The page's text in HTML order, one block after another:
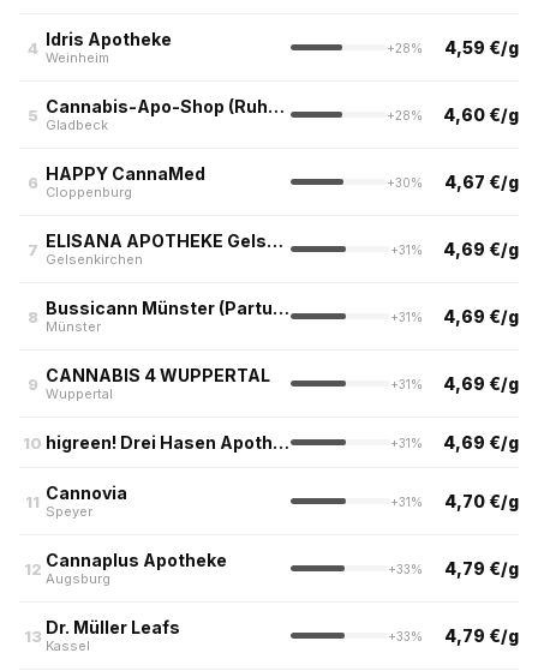
4 Idris Apotheke
Weinheim
+28% 4,59 €/g
5 Cannabis-Apo-Shop (Ruhrpott)
Gladbeck
+28% 4,60 €/g
6 HAPPY CannaMed
Cloppenburg
+30% 4,67 €/g
7 ELISANA APOTHEKE Gelsenkirchen Buer
Gelsenkirchen
+31% 4,69 €/g
8 Bussicann Münster (Partus HIT Apotheke)
Münster
+31% 4,69 €/g
9 CANNABIS 4 WUPPERTAL
Wuppertal
+31% 4,69 €/g
10 higreen! Drei Hasen Apotheke +31% 4,69 €/g
11 Cannovia
Speyer
+31% 4,70 €/g
12 Cannaplus Apotheke
Augsburg
+33% 4,79 €/g
13 Dr. Müller Leafs
Kassel
+33% 4,79 €/g